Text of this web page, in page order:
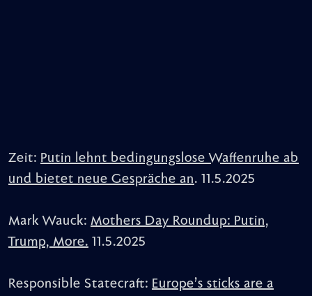
Zeit: Putin lehnt bedingungslose Waffenruhe ab
und bietet neue Gespräche an. 11.5.2025
Mark Wauck: Mothers Day Roundup: Putin,
Trump, More. 11.5.2025
Responsible Statecraft: Europe’s sticks are a